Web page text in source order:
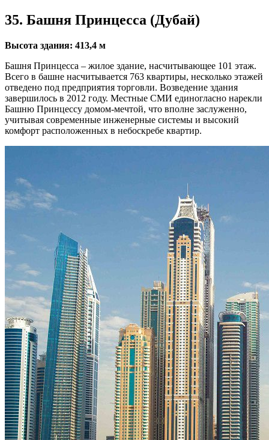
35. Башня Принцесса (Дубай)
Высота здания: 413,4 м
Башня Принцесса – жилое здание, насчитывающее 101 этаж.
Всего в башне насчитывается 763 квартиры, несколько этажей
отведено под предприятия торговли. Возведение здания
завершилось в 2012 году. Местные СМИ единогласно нарекли
Башню Принцессу домом-мечтой, что вполне заслуженно,
учитывая современные инженерные системы и высокий
комфорт расположенных в небоскребе квартир.